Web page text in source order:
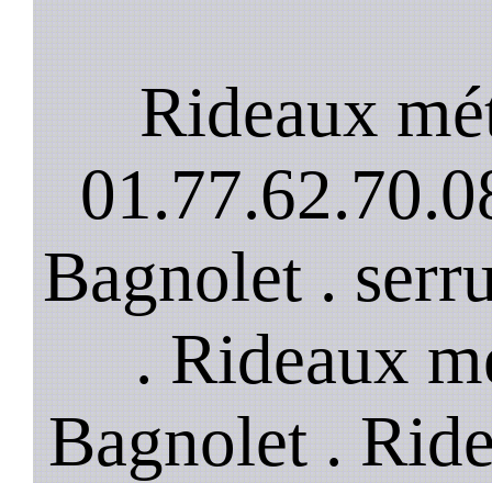
Rideaux
Bagnolet .
. Rideaux
Bagnolet .